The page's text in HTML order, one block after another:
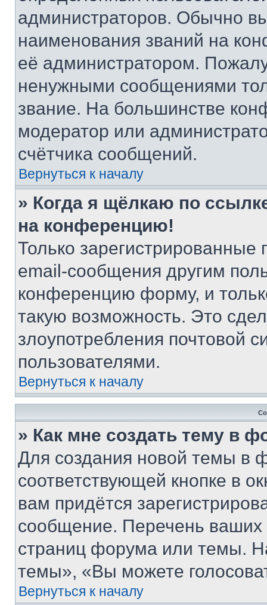
администраторов. Обычно
наименования званий на
её администратором.
ненужными сообщениями
звание. На большинстве
модератор или
счётчика сообщений.
Вернуться к началу
» Когда я щёлкаю по
на конференцию!
Только зарегистрированные
email-сообщения другим
конференцию форму, и
такую возможность. Это
злоупотребления почтовой
пользователями.
Вернуться к началу
» Как мне создать тему в
Для создания новой темы в
соответствующей кнопке в
вам придётся
сообщение. Перечень ваших
страниц форума или темы.
темы», «Вы можете
Вернуться к началу